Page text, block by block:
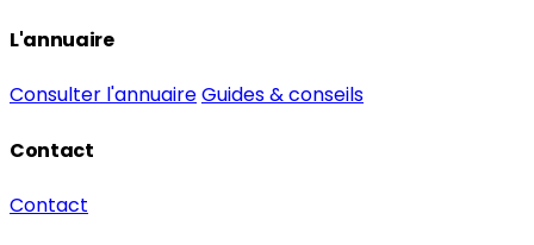
L'annuaire
Consulter l'annuaireGuides & conseils
Contact
Contact